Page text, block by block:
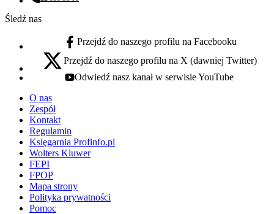
Numer telefonu:
Śledź nas
facebook - otwiera się w nowej karcie
Przejdź do naszego profilu na Facebooku
x - otwiera się w nowej karcie
Przejdź do naszego profilu na X (dawniej Twitter)
youtube - otwiera się w nowej karcie
Odwiedź nasz kanał w serwisie YouTube
O nas
Zespół
Kontakt
Regulamin
Księgarnia Profinfo.pl
Wolters Kluwer
FEPI
FPOP
Mapa strony
Polityka prywatności
Pomoc